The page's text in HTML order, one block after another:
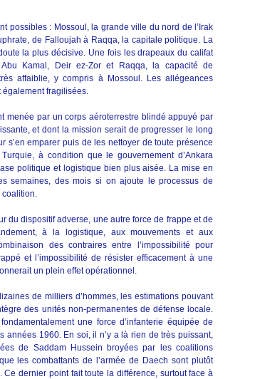
possibles : Mossoul, la grande ville du nord de l’Irak
de Falloujah à Raqqa, la capitale politique. La
la plus décisive. Une fois les drapeaux du califat
Kamal, Deir ez-Zor et Raqqa, la capacité de
affaiblie, y compris à Mossoul. Les allégeances
également fragilisées.
menée par un corps aéroterrestre blindé appuyé par
et dont la mission serait de progresser le long
emparer puis de les nettoyer de toute présence
à condition que le gouvernement d’Ankara
politique et logistique bien plus aisée. La mise en
semaines, des mois si on ajoute le processus de
coalition.
du dispositif adverse, une autre force de frappe et de
à la logistique, aux mouvements et aux
des contraires entre l’impossibilité pour
et l’impossibilité de résister efficacement à une
un plein effet opérationnel.
de milliers d’hommes, les estimations pouvant
des unités non-permanentes de défense locale.
une force d’infanterie équipée de
années 1960. En soi, il n’y a là rien de très puissant,
de Saddam Hussein broyées par les coalitions
les combattants de l’armée de Daech sont plutôt
dernier point fait toute la différence, surtout face à